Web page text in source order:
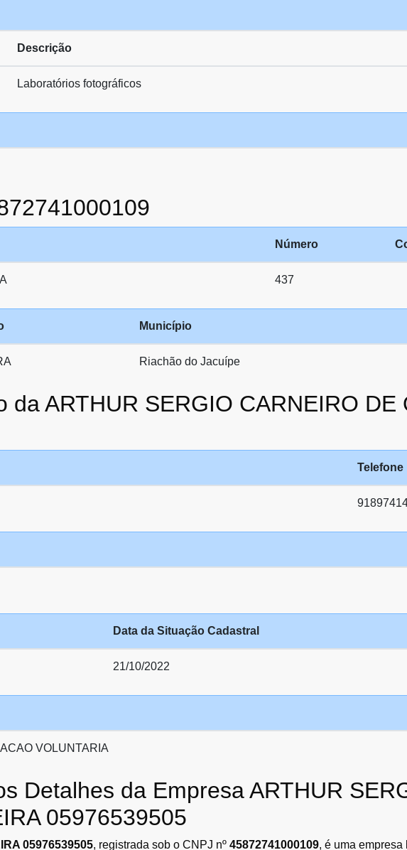
Descrição
Laboratórios fotográficos
Número
437
Município
Riachão do Jacuípe
da ARTHUR SERGIO CARNEIRO DE
Telefone
Data da Situação Cadastral
21/10/2022
VOLUNTARIA
Detalhes da Empresa ARTHUR
05976539505
05976539505, registrada sob o CNPJ nº 45872741000109, é uma